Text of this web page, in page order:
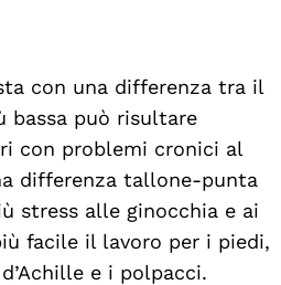
con una differenza tra il
bassa può risultare
con problemi cronici al
differenza tallone-punta
stress alle ginocchia e ai
facile il lavoro per i piedi,
e i polpacci.